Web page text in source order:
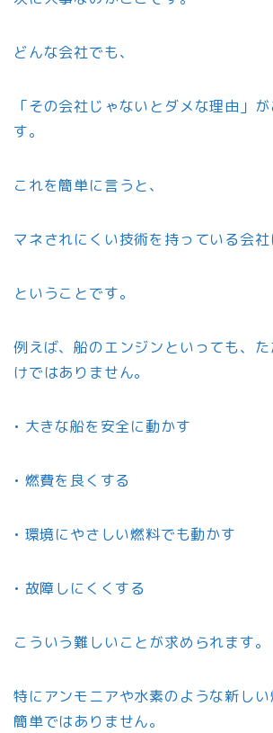
どんな会社でも、
「その会社じゃないとダメな理由」
す。
これを簡単に言うと、
マネされにくい技術を持っている会社
ということです。
例えば、船のエンジンといっても、
けではありません。
• 大きな船を安全に動かす
• 燃費を良くする
• 環境にやさしい燃料でも動かす
• 故障しにくくする
こういう難しいことが求められます。
特にアンモニアや水素のような新し
簡単ではありません。